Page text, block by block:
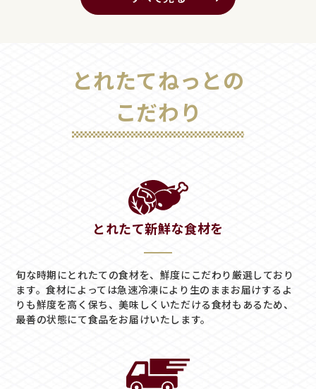
とれたてねっとの
こだわり
とれたて新鮮な食材を
旬な時期にとれたての食材を、鮮度にこだわり厳選しており
ます。食材によっては急速冷凍により生のままお届けするよ
りも鮮度を高く保ち、美味しくいただける食材もあるため、
最善の状態にて食品をお届けいたします。